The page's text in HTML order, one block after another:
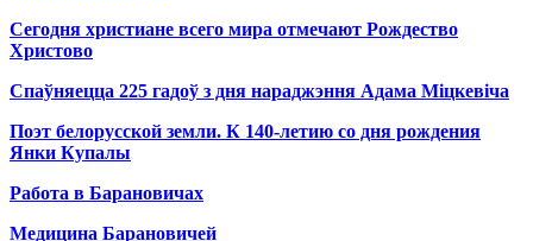
Сегодня христиане всего мира отмечают Рождество
Христово
Спаўняецца 225 гадоў з дня нараджэння Адама Міцкевіча
Поэт белорусской земли. К 140-летию со дня рождения
Янки Купалы
Работа в Барановичах
Медицина Барановичей